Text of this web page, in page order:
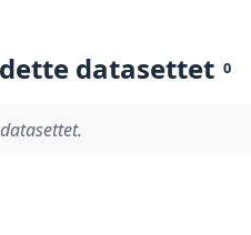
datasettet 0